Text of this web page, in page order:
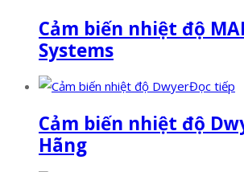
Cảm biến nhiệt độ
Systems
Đọc tiếp
Cảm biến nhiệt độ
Hãng